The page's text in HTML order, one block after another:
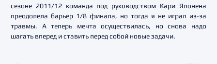
сезоне 2011/12 команда под руководством Кари Ялонена
преодолела барьер 1/8 финала, но тогда я не играл из-за
травмы. А теперь мечта осуществилась, но снова надо
шагать вперед и ставить перед собой новые задачи.